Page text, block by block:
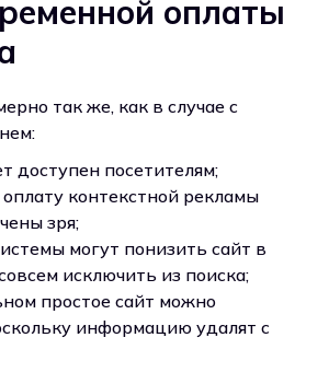
оплаты
так же, как в случае с
доступен посетителям;
контекстной рекламы
зря;
могут понизить сайт в
исключить из поиска;
простое сайт можно
информацию удалят с